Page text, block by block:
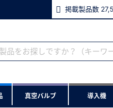
掲載製品数
真空バルブ 導入機
ない方